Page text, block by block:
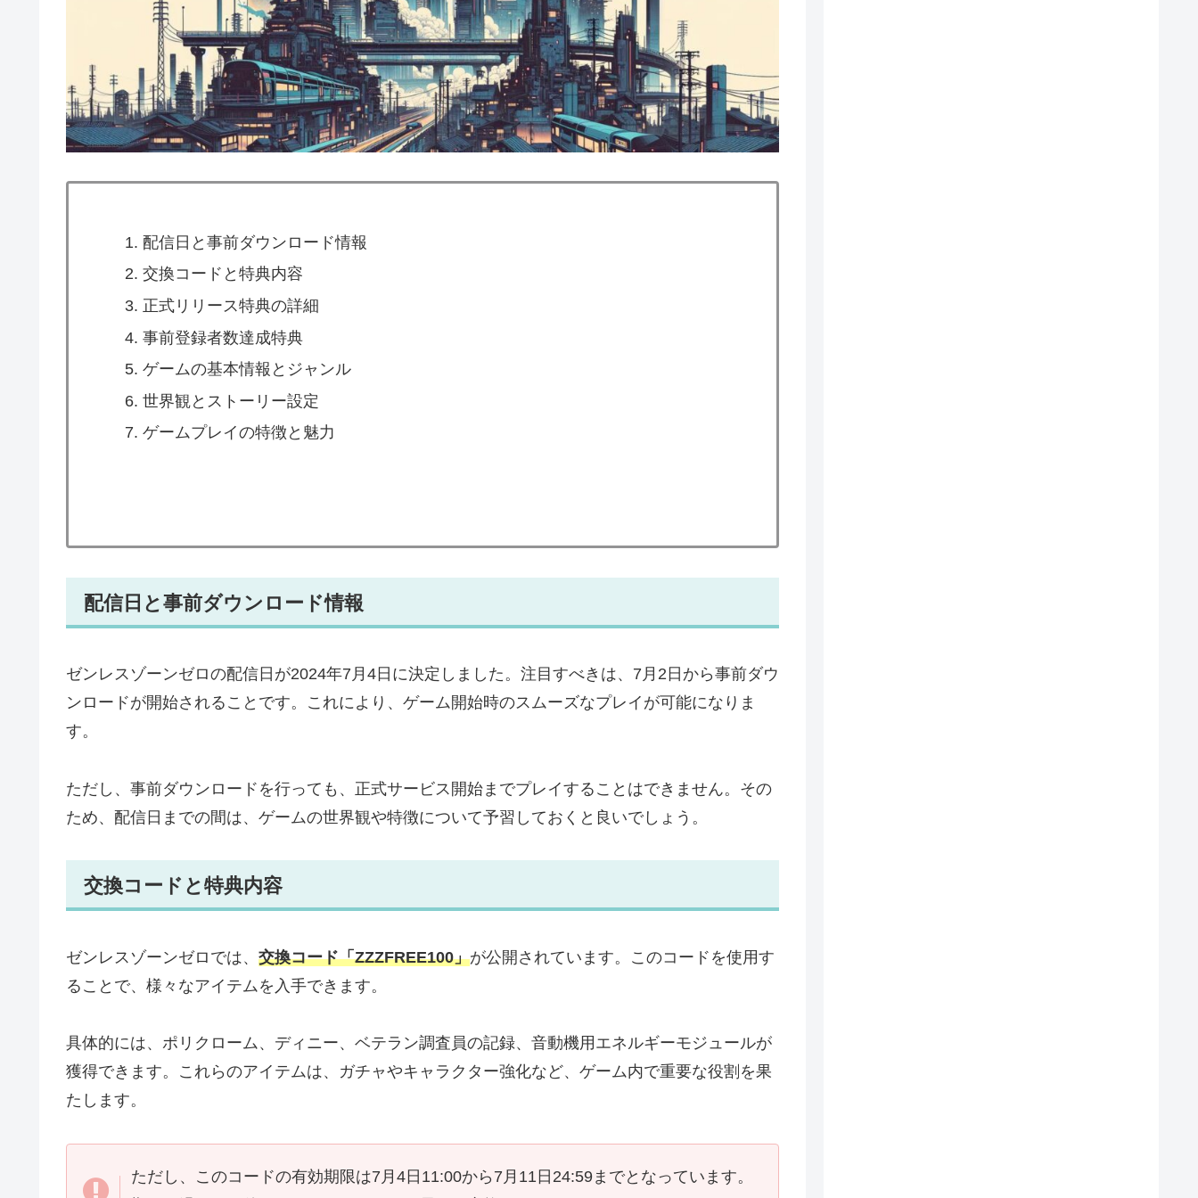
配信日と事前ダウンロード情報
交換コードと特典内容
正式リリース特典の詳細
事前登録者数達成特典
ゲームの基本情報とジャンル
世界観とストーリー設定
ゲームプレイの特徴と魅力
配信日と事前ダウンロード情報
ゼンレスゾーンゼロの配信日が2024年7月4日に決定しました。注目すべきは、7月2日から事前ダウ
ンロードが開始されることです。これにより、ゲーム開始時のスムーズなプレイが可能になりま
す。
ただし、事前ダウンロードを行っても、正式サービス開始までプレイすることはできません。その
ため、配信日までの間は、ゲームの世界観や特徴について予習しておくと良いでしょう。
交換コードと特典内容
ゼンレスゾーンゼロでは、 交換コード「ZZZFREE100」が公開されています。このコードを使用す
ることで、様々なアイテムを入手できます。
具体的には、ポリクローム、ディニー、ベテラン調査員の記録、音動機用エネルギーモジュールが
獲得できます。これらのアイテムは、ガチャやキャラクター強化など、ゲーム内で重要な役割を果
たします。
ただし、このコードの有効期限は7月4日11:00から7月11日24:59までとなっています。